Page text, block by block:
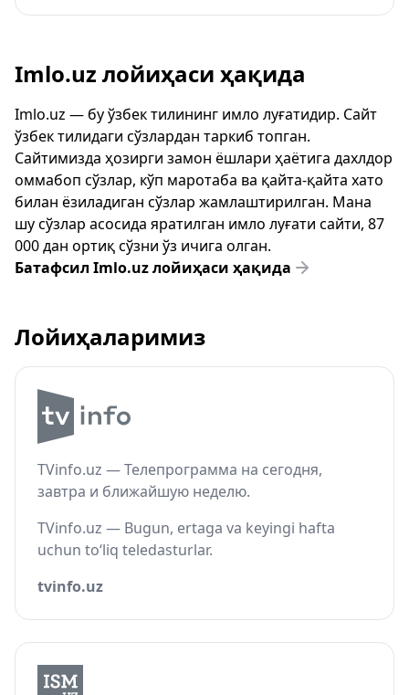
Imlo.uz лойиҳаси ҳақида
Imlo.uz — бу ўзбек тилининг имло луғатидир. Сайт
ўзбек тилидаги сўзлардан таркиб топган.
Сайтимизда ҳозирги замон ёшлари ҳаётига дахлдор
оммабоп сўзлар, кўп маротаба ва қайта-қайта хато
билан ёзиладиган сўзлар жамлаштирилган. Мана
шу сўзлар асосида яратилган имло луғати сайти, 87
000 дан ортиқ сўзни ўз ичига олган.
Батафсил Imlo.uz лойиҳаси ҳақида
Лойиҳаларимиз
TVinfo.uz — Телепрограмма на сегодня,
завтра и ближайшую неделю.
TVinfo.uz — Bugun, ertaga va keyingi hafta
uchun to‘liq teledasturlar.
tvinfo.uz